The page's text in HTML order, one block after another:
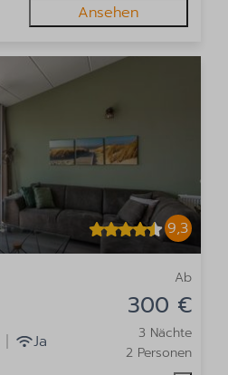
Ansehen
9,3
Ab
300 €
3 Nächte
2 Personen
Ja